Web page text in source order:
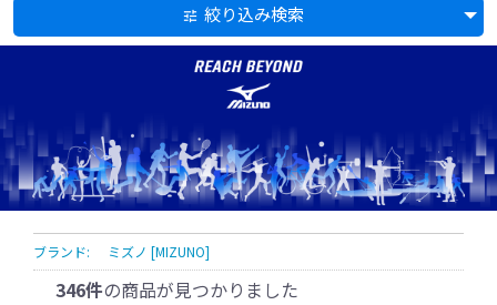
絞り込み検索
ブランド: ミズノ [MIZUNO]
346件の商品が見つかりました